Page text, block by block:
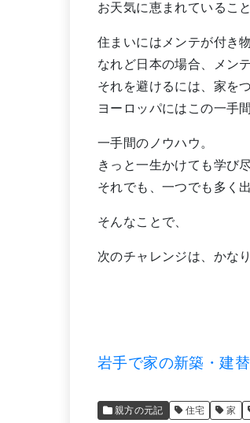
お天気に恵まれているこ
住まいにはメンテが付き物
なれど日本の場合、メン
それを避けるには、家を
ヨーロッパにはこの一手
一手間のノウハウ。
きっと一生かけても学び
それでも、一つでも多く
そんなことで、
次のチャレンジは、かな
岩手で家の新築・建
親方の元記 住宅 家